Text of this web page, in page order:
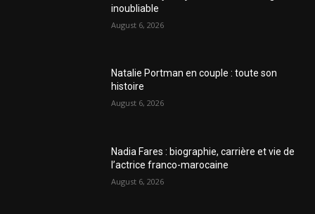
inoubliable
August 6, 2026
Natalie Portman en couple : toute son
histoire
August 6, 2026
Nadia Fares : biographie, carrière et vie de
l’actrice franco-marocaine
August 6, 2026